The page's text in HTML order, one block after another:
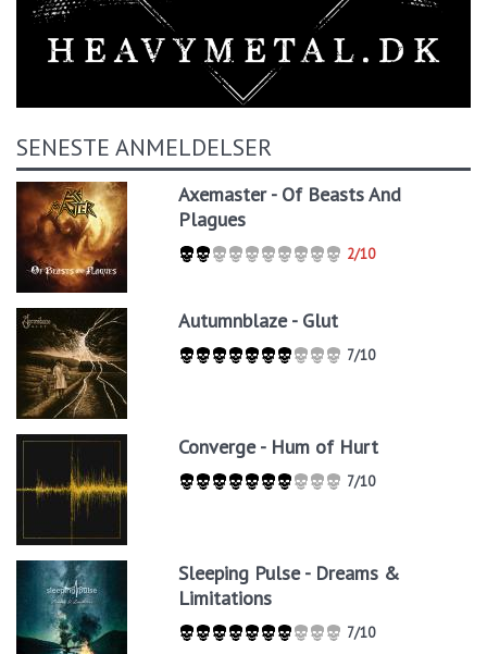
SENESTE ANMELDELSER
Axemaster - Of Beasts And
Plagues
2/10
Autumnblaze - Glut
7/10
Converge - Hum of Hurt
7/10
Sleeping Pulse - Dreams &
Limitations
7/10